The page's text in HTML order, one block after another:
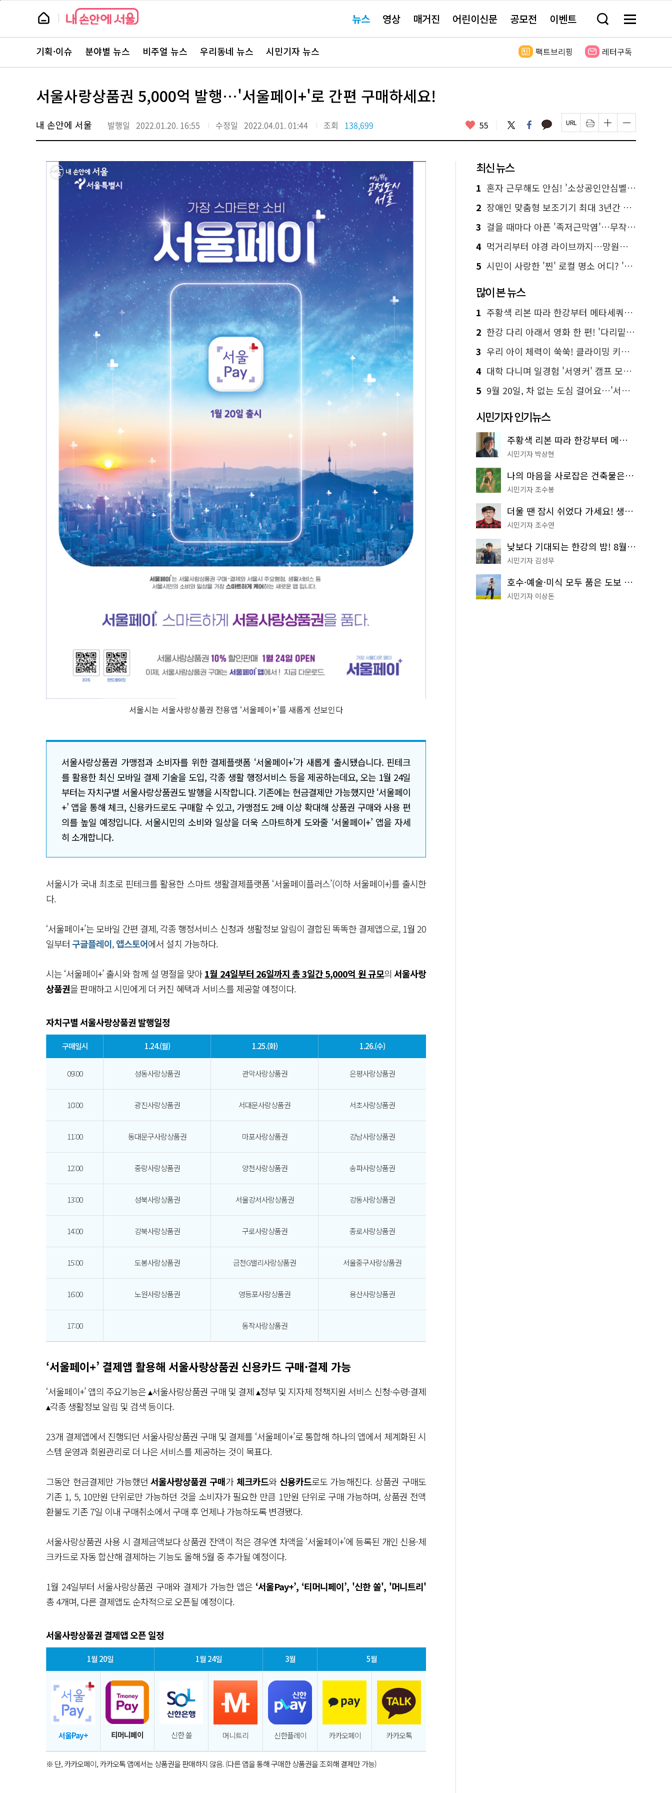
본
뉴
스 요뉴스 영상 매거진 어린이신문 공모전 이벤트 검
창
기
메
전
보
뉴
스
주
서
바
로
기획·이슈 분야별 뉴스 비주얼 뉴스 우리동네 뉴스 시민기자 뉴스 팩트브리핑 레터구독
서울사랑상품권 5,000억 발행…'서울페이+'로 간편 구매하세요!
내 손안에 서울 발행일 2022.01.20. 16:55 수정일 2022.04.01. 01:44 조회 138,699 좋
요
55 트
위
터
페
이
스
카
카 페
이
지
인
쇄
하
글
자
크
하
기
글
자
크
하
기
서울시는 서울사랑상품권 전용앱 ‘서울페이+’를 새롭게 선보인다
서울사랑상품권 가맹점과 소비자를 위한 결제플랫폼 ‘서울페이+’가 새롭게 출시됐습니다. 핀테크
를 활용한 최신 모바일 결제 기술을 도입, 각종 생활 행정서비스 등을 제공하는데요, 오는 1월 24일
부터는 자치구별 서울사랑상품권도 발행을 시작합니다. 기존에는 현금결제만 가능했지만 ‘서울페이
+’ 앱을 통해 체크, 신용카드로도 구매할 수 있고, 가맹점도 2배 이상 확대해 상품권 구매와 사용 편
의를 높일 예정입니다. 서울시민의 소비와 일상을 더욱 스마트하게 도와줄 ‘서울페이+’ 앱을 자세
히 소개합니다.
서울시가 국내 최초로 핀테크를 활용한 스마트 생활결제플랫폼 ‘서울페이플러스’(이하 서울페이+)를 출시한
다.
‘서울페이+’는 모바일 간편 결제, 각종 행정서비스 신청과 생활정보 알림이 결합된 똑똑한 결제앱으로, 1월 20
일부터구글플레이,앱스토어에서 설치 가능하다.
시는 ‘서울페이+’ 출시와 함께 설 명절을 맞아1월 24일부터 26일까지 총 3일간 5,000억 원 규모의서울사랑
상품권을 판매하고 시민에게 더 커진 혜택과 서비스를 제공할 예정이다.
자치구별 서울사랑상품권 발행일정
구매일시 1.24.(월) 1.25.(화) 1.26.(수)
09:00 성동사랑상품권 관악사랑상품권 은평사랑상품권
10:00 광진사랑상품권 서대문사랑상품권 서초사랑상품권
11:00 동대문구사랑상품권 마포사랑상품권 강남사랑상품권
12:00 중랑사랑상품권 양천사랑상품권 송파사랑상품권
13:00 성북사랑상품권 서울강서사랑상품권 강동사랑상품권
14:00 강북사랑상품권 구로사랑상품권 종로사랑상품권
15:00 도봉사랑상품권 금천G밸리사랑상품권 서울중구사랑상품권
16:00 노원사랑상품권 영등포사랑상품권 용산사랑상품권
17:00 동작사랑상품권
‘서울페이+’ 결제앱 활용해 서울사랑상품권 신용카드 구매·결제 가능
‘서울페이+’ 앱의 주요기능은 ▴서울사랑상품권 구매 및 결제 ▴정부 및 지자체 정책지원 서비스 신청·수령·결제
▴각종 생활정보 알림 및 검색 등이다.
23개 결제앱에서 진행되던 서울사랑상품권 구매 및 결제를 ‘서울페이+’로 통합해 하나의 앱에서 체계화된 시
스템 운영과 회원관리로 더 나은 서비스를 제공하는 것이 목표다.
그동안 현금결제만 가능했던서울사랑상품권 구매가체크카드와 신용카드로도 가능해진다. 상품권 구매도
기존 1, 5, 10만원 단위로만 가능하던 것을 소비자가 필요한 만큼 1만원 단위로 구매 가능하며, 상품권 전액
환불도 기존 7일 이내 구매취소에서 구매 후 언제나 가능하도록 변경됐다.
서울사랑상품권 사용 시 결제금액보다 상품권 잔액이 적은 경우엔 차액을 ‘서울페이+’에 등록된 개인 신용·체
크카드로 자동 합산해 결제하는 기능도 올해 5월 중 추가될 예정이다.
1월 24일부터 서울사랑상품권 구매와 결제가 가능한 앱은 ‘서울Pay+’, ‘티머니페이’, '신한 쏠', '머니트리'
총 4개며, 다른 결제앱도 순차적으로 오픈될 예정이다.
서울사랑상품권 결제앱 오픈 일정
1월 20일 1월 24일 3월 5월
서울Pay+ 티머니페이 신한 쏠 머니트리 신한플레이 카카오페이 카카오톡
※ 단, 카카오페이, 카카오톡 앱에서는 상품권을 판매하지 않음. (다른 앱을 통해 구매한 상품권을 조회해 결제만 가능)
최신 뉴스
1 혼자 근무해도 안심! '소상공인안심벨' 신청하세요
2 장애인 맞춤형 보조기기 최대 3년간 무상 대여…삶의 질 높인다
3 걸을 때마다 아픈 '족저근막염'…무작정 참지 말고 '이것' 해보세요!
4 먹거리부터 야경 라이브까지…망원한강공원 알짜 코스
5 시민이 사랑한 '찐' 로컬 명소 어디? '서울에디션25' 추천 코스
많이 본 뉴스
1 주황색 리본 따라 한강부터 메타세쿼이아 숲길까지…서울둘레길 15코스
2 한강 다리 아래서 영화 한 편! '다리밑 영화관' 무료 상영
3 우리 아이 체력이 쑥쑥! 클라이밍 키즈카페·어린이 체력장
4 대학 다니며 일경험 '서영커' 캠프 모집…전액 무료
5 9월 20일, 차 없는 도심 걸어요…'서울 걷자 페스티벌' 선착순 5천명
시민기자 인기뉴스
주황색 리본 따라 한강부터 메타세쿼이아 숲길까지…서울둘레길 15코스
시민기자 박상현
나의 마음을 사로잡은 건축물은? '서울시 건축상' 수상작 공개!
시민기자 조수봉
더울 땐 잠시 쉬었다 가세요! 생수 냉장고부터 해피소·무더위쉼터까지
시민기자 조수연
낮보다 기대되는 한강의 밤! 8월 한정 무료 '한강 밤핑' 예약은?
시민기자 김성무
호수·예술·미식 모두 품은 도보 코스! 서울식물원~LG아트센터~마곡테라스거리
시민기자 이상돈
페